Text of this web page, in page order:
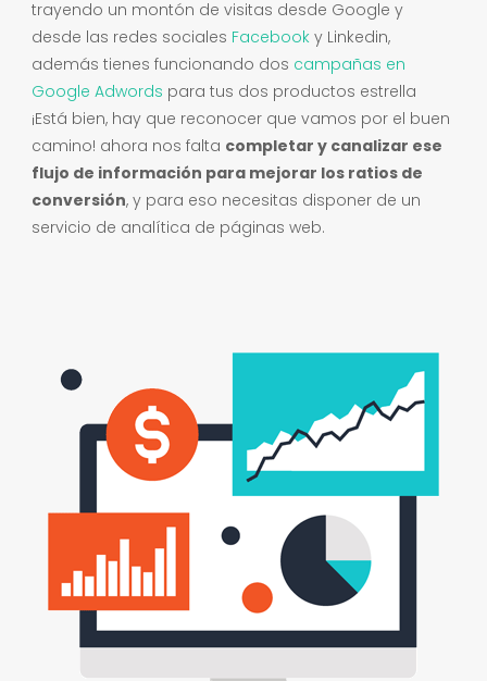
trayendo un montón de visitas desde Google y
desde las redes sociales Facebooky Linkedin,
además tienes funcionando dos campañas en
Google Adwords para tus dos productos estrella
¡Está bien, hay que reconocer que vamos por el buen
camino! ahora nos falta completar y canalizar ese
flujo de información para mejorar los ratios de
conversión, y para eso necesitas disponer de un
servicio de analítica de páginas web.